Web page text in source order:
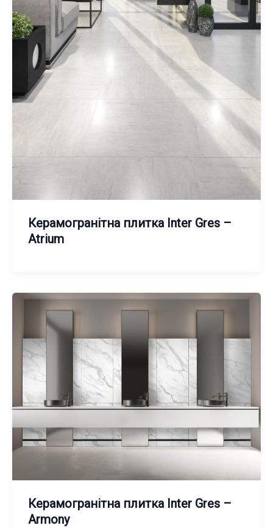
Керамогранітна плитка Inter Gres –
Atrium
Керамогранітна плитка Inter Gres –
Armony